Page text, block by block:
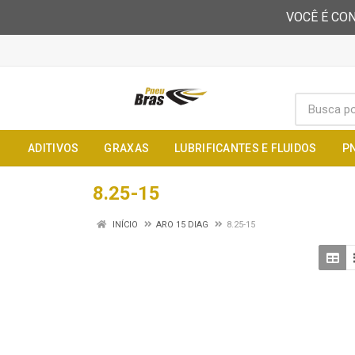
VOCÊ É
ADITIVOS GRAXAS LUBRIFICANTES E FLUIDOS
8.25-15
INÍCIO ARO 15 DIAG 8.25-15